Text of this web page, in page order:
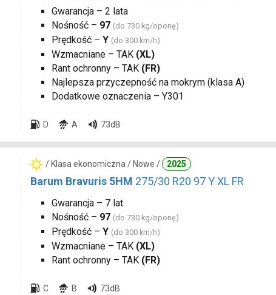
Gwarancja – 2 lata
Nośność – 97 (do 730 kg/oponę)
Prędkość – Y (do 300 km/h)
Wzmacniane – TAK (XL)
Rant ochronny – TAK (FR)
Najlepsza przyczepność na mokrym (klasa A)
Dodatkowe oznaczenia – Y301
D A 73dB
/ Klasa ekonomiczna / Nowe / 2025
Barum Bravuris 5HM 275/30 R20 97 Y XL FR
Gwarancja – 7 lat
Nośność – 97 (do 730 kg/oponę)
Prędkość – Y (do 300 km/h)
Wzmacniane – TAK (XL)
Rant ochronny – TAK (FR)
C B 73dB